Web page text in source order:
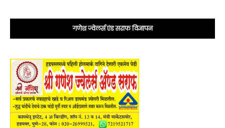
गणेश ज्वेलर्स एंड सराफ विज्ञापन